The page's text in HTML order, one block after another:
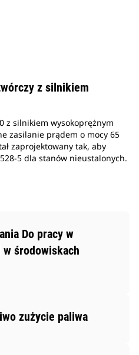
z silnikiem
z silnikiem wysokoprężnym
zasilanie prądem o mocy 65
zaprojektowany tak, aby
5 dla stanów nieustalonych.
Do pracy w
środowiskach
zużycie paliwa